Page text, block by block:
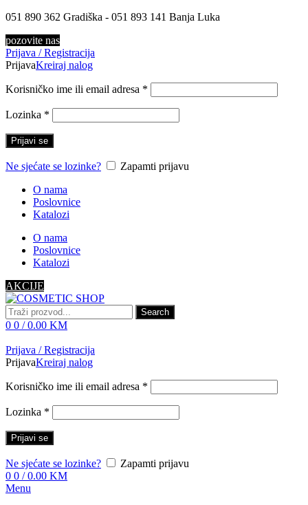
051 890 362 Gradiška - 051 893 141 Banja Luka
pozovite nas
Prijava / Registracija
PrijavaKreiraj nalog
Korisničko ime ili email adresa *
Lozinka *
Prijavi se
Ne sjećate se lozinke?
Zapamti prijavu
O nama
Poslovnice
Katalozi
O nama
Poslovnice
Katalozi
AKCIJE
Search
0 0 / 0.00 KM
Prijava / Registracija
PrijavaKreiraj nalog
Korisničko ime ili email adresa *
Lozinka *
Prijavi se
Ne sjećate se lozinke?
Zapamti prijavu
0 0 / 0.00 KM
Menu